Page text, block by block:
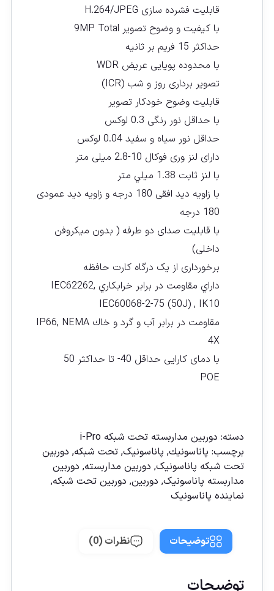
قابلیت فشرده سازی H.264/JPEG
با کیفیت و وضوح تصویر 9MP Total
حداکثر 15 فریم بر ثانیه
با محدوده پویایی عريض WDR
تصویر برداری روز و شب (ICR)
قابلیت وضوح خودکار تصویر
با حداقل نور رنگی 0.3 لوکس
حداقل نور سیاه و سفید 0.04 لوکس
دارای لنز وری فوکال 10-2.8 میلی متر
با لنز ثابت 1.38 ميلي متر
با زاویه دید افقی 180 درجه و زاویه دید عمودی
180 درجه
با قابلیت صدای دو طرفه ( بدون میکروفن
داخلی)
برخورداری از یک درگاه کارت حافظه
داراي مقاومت در برابر خرابكاري IEC62262,
IEC60068-2-75 (50J) , IK10
مقاومت در برابر آب و گرد و خاك IP66, NEMA
4X
با دمای کارایی حداقل 40- تا حداکثر 50
POE
دسته: دوربين مداربسته تحت شبكه i-Pro
برچسب: پاناسونیك, پاناسونیک, تحت شبکه, دوربين
تحت شبكه پاناسونيک, دوربين مداربسته, دوربين
مداربسته پاناسونيک, دوربین, دوربین تحت شبكه,
نماينده پاناسونيک
توضیحات نظرات (0)
توضیحات